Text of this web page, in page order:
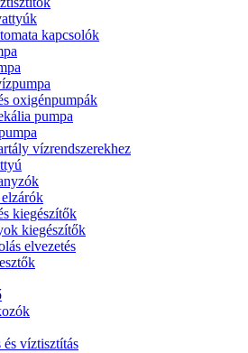
kapcsolók
oxigénpumpák
pumpa
vízrendszerekhez
kiegészítők
kiegészítők
elvezetés
víztisztítás